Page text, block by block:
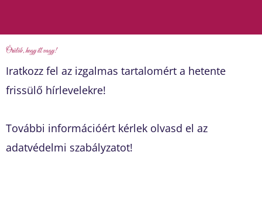
Örülök, hogy itt vagy!
Iratkozz fel az izgalmas tartalomért a hetente
frissülő hírlevelekre!
További információért kérlek olvasd el az
adatvédelmi szabályzatot!